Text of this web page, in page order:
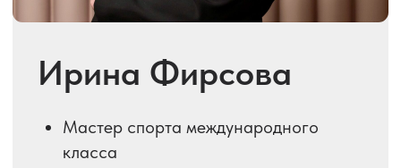
категории «Молодежь»
Победитель первенства Европы
Победитель Кубка России по
взрослым
Подробнее